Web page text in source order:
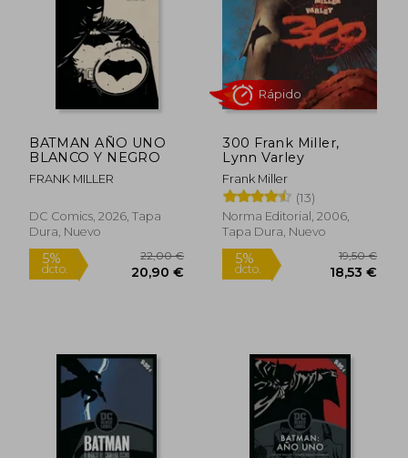
BATMAN AÑO UNO
BLANCO Y NEGRO
FRANK MILLER
DC Comics, 2026, Tapa
Dura, Nuevo
5%
dcto.
300 Frank Miller,
Lynn Varley
Frank Miller
(13)
Norma Editorial, 2006,
Tapa Dura, Nuevo
5%
dcto.
Rápido